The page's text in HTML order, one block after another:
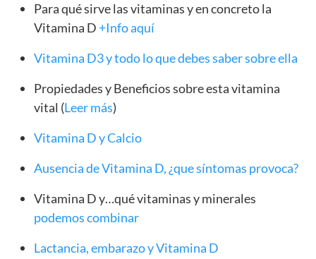
Para qué sirve las vitaminas y en concreto la
Vitamina D +Info aquí
Vitamina D3 y todo lo que debes saber sobre ella
Propiedades y Beneficios sobre esta vitamina
vital (Leer más)
Vitamina D y Calcio
Ausencia de Vitamina D, ¿que síntomas provoca?
Vitamina D y…qué vitaminas y minerales
podemos combinar
Lactancia, embarazo y Vitamina D